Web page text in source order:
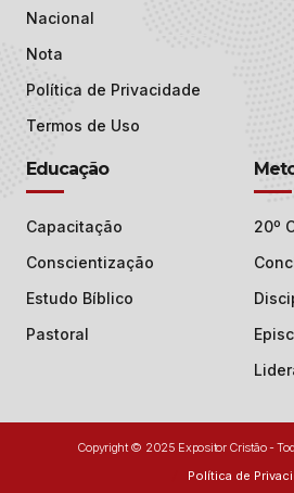
Nacional
Nota
Política de Privacidade
Termos de Uso
Educação
Capacitação
Conscientização
Estudo Bíblico
Pastoral
20º
Copyright © 2025 Expositor Cristão -
Política de